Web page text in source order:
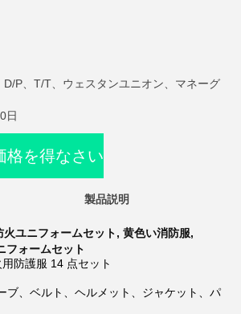
P、T/T、ウェスタンユニオン、マネーグ
日
格を得なさい
製品説明
火ユニフォームセット, 黄色い消防服,
フォームセット
防護服 14 点セット
ブ、ベルト、ヘルメット、ジャケット、パ